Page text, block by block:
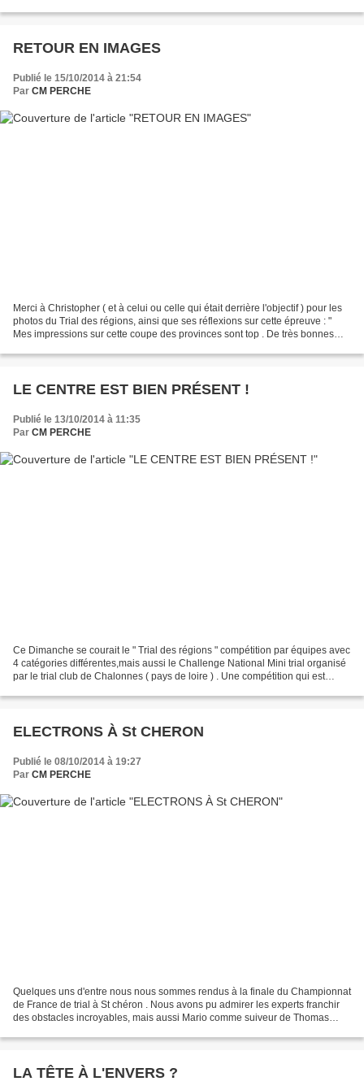
RETOUR EN IMAGES
Publié le 15/10/2014 à 21:54
Par CM PERCHE
Merci à Christopher ( et à celui ou celle qui était derrière l'objectif ) pour les
photos du Trial des régions, ainsi que ses réflexions sur cette épreuve : "
Mes impressions sur cette coupe des provinces sont top . De très bonnes
LE CENTRE EST BIEN PRÉSENT !
Publié le 13/10/2014 à 11:35
Par CM PERCHE
Ce Dimanche se courait le " Trial des régions " compétition par équipes avec
4 catégories différentes,mais aussi le Challenge National Mini trial organisé
par le trial club de Chalonnes ( pays de loire ) . Une compétition qui est
ELECTRONS À St CHERON
Publié le 08/10/2014 à 19:27
Par CM PERCHE
Quelques uns d'entre nous nous sommes rendus à la finale du Championnat
de France de trial à St chéron . Nous avons pu admirer les experts franchir
des obstacles incroyables, mais aussi Mario comme suiveur de Thomas
LA TÊTE À L'ENVERS ?